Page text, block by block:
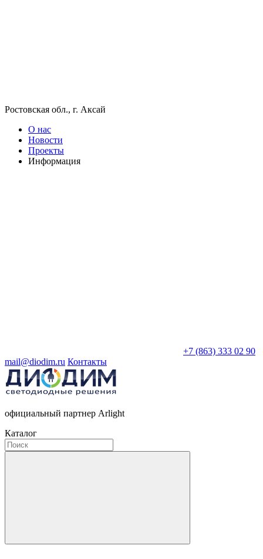
Ростовская обл., г. Аксай
О нас
Новости
Проекты
Информация
+7 (863) 333 02 90
mail@diodim.ru Контакты
официальный партнер Arlight
Каталог